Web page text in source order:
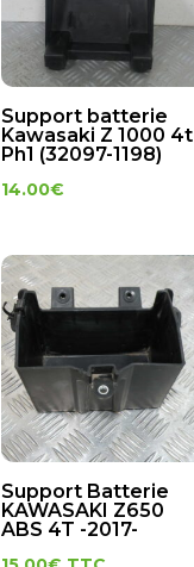
Support batterie
Kawasaki Z 1000 4t
Ph1 (32097-1198)
14.00€
Support Batterie
KAWASAKI Z650
ABS 4T -2017-